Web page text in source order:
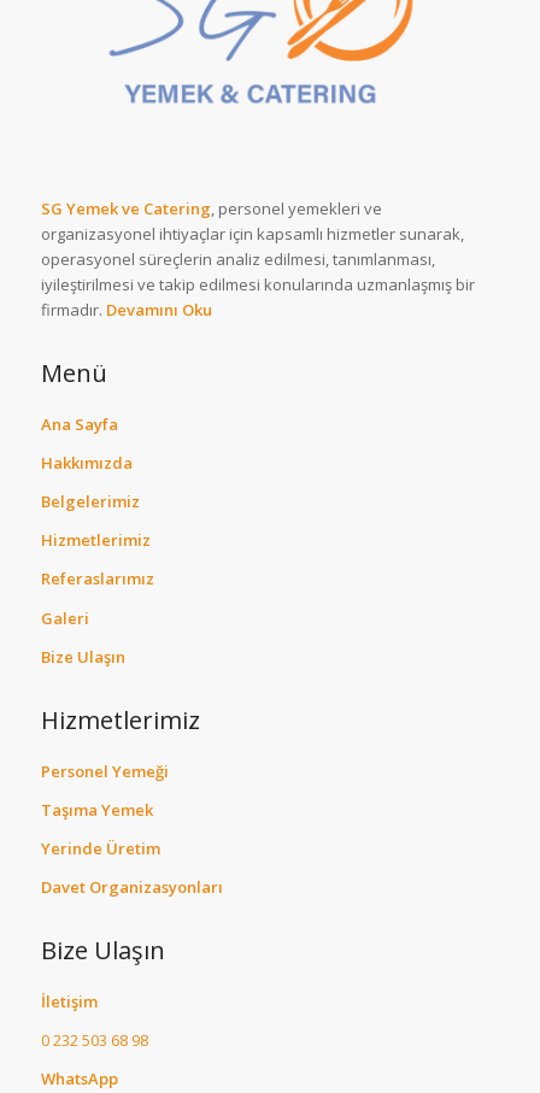
SG Yemek ve Catering, personel yemekleri ve
organizasyonel ihtiyaçlar için kapsamlı hizmetler sunarak,
operasyonel süreçlerin analiz edilmesi, tanımlanması,
iyileştirilmesi ve takip edilmesi konularında uzmanlaşmış bir
firmadır. Devamını Oku
Menü
Ana Sayfa
Hakkımızda
Belgelerimiz
Hizmetlerimiz
Referaslarımız
Galeri
Bize Ulaşın
Hizmetlerimiz
Personel Yemeği
Taşıma Yemek
Yerinde Üretim
Davet Organizasyonları
Bize Ulaşın
İletişim
0 232 503 68 98
WhatsApp